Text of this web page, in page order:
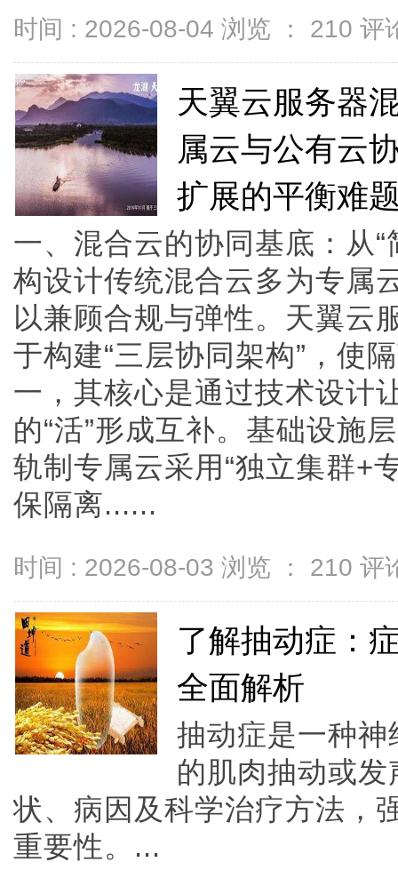
时间 : 2026-08-04 浏览 ： 210 评
天翼云服务器
属云与公有云
扩展的平衡难
一、混合云的协同基底：从“
构设计传统混合云多为专属
以兼顾合规与弹性。天翼云
于构建“三层协同架构”，使
一，其核心是通过技术设计
的“活”形成互补。基础设施
轨制专属云采用“独立集群+
保隔离......
时间 : 2026-08-03 浏览 ： 210 评
了解抽动症：
全面解析
抽动症是一种
的肌肉抽动或
状、病因及科学治疗方法，
重要性。...